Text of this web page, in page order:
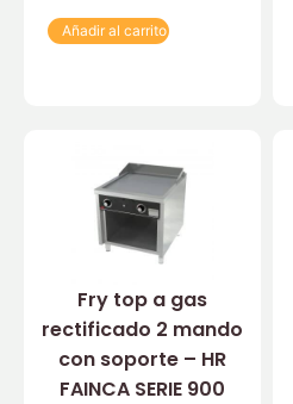
Añadir al carrito
Fry top a gas
rectificado 2 mando
con soporte – HR
FAINCA SERIE 900